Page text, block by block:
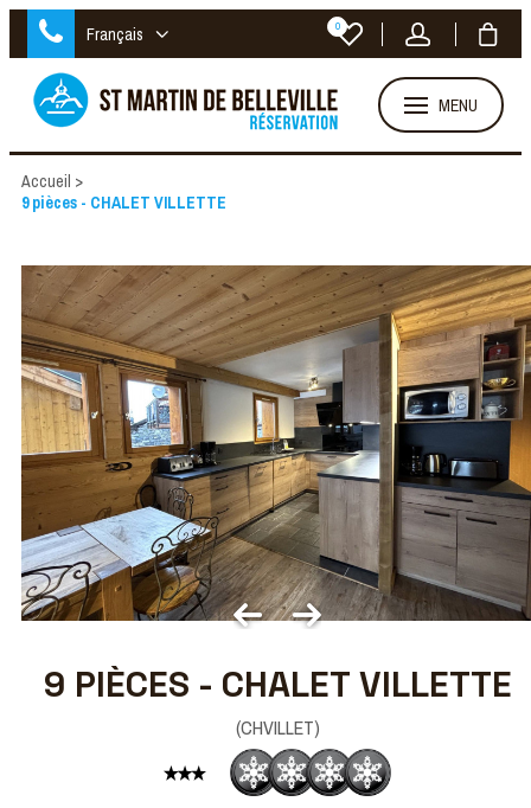
Français 0
MENU
Accueil >
9 pièces - CHALET VILLETTE
9 PIÈCES - CHALET VILLETTE
(CHVILLET)